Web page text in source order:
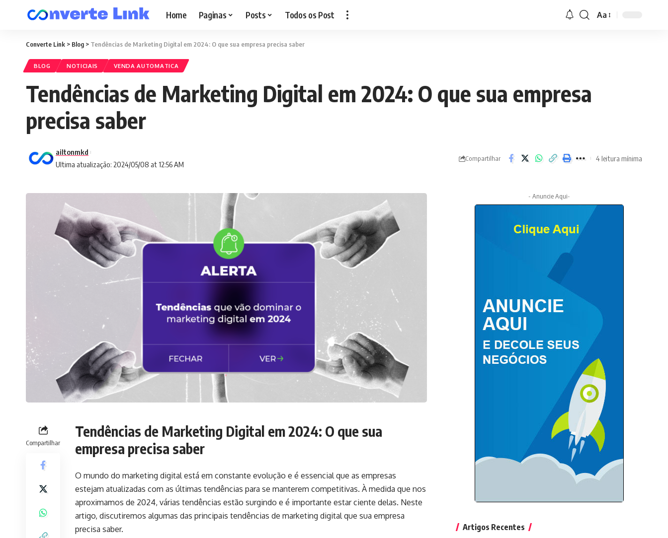
Home Paginas Posts Todos os Post Aa
Converte Link > Blog > Tendências de Marketing Digital em 2024: O que sua empresa precisa saber
BLOG NOTICIAIS VENDA AUTOMATICA
Tendências de Marketing Digital em 2024: O que sua empresa
precisa saber
Ultima atualização: 2024/05/08 at 12:56 AM
ailtonmkd
Compartilhar 4 leitura mínima
Compartilhar
Tendências de Marketing Digital em 2024: O que sua
empresa precisa saber
O mundo do marketing digital está em constante evolução e é essencial que as empresas
estejam atualizadas com as últimas tendências para se manterem competitivas. À medida que nos
aproximamos de 2024, várias tendências estão surgindo e é importante estar ciente delas. Neste
artigo, discutiremos algumas das principais tendências de marketing digital que sua empresa
precisa saber.
- Anuncie Aqui-
Artigos Recentes